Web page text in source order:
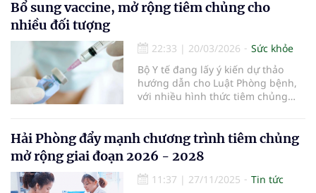
Bổ sung vaccine, mở rộng tiêm chủng cho
nhiều đối tượng
22:33 | 20/03/2026
Sức khỏe
Bộ Y tế đang lấy ý kiến dự thảo
hướng dẫn cho Luật Phòng bệnh,
với nhiều hình thức tiêm chủng
Hải Phòng đẩy mạnh chương trình tiêm chủng
mở rộng giai đoạn 2026 - 2028
11:37 | 27/11/2025
Tin tức